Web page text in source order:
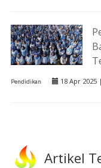
Pendidikan 18 Apr
Artikel